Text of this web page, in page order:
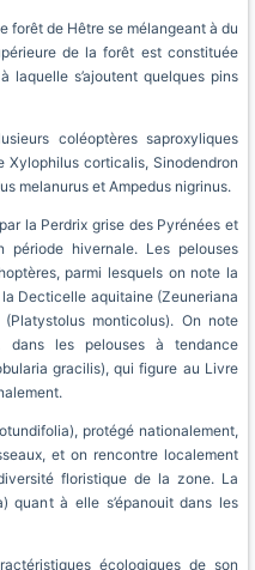
forêt de Hêtre se mélangeant à du
de la forêt est constituée
laquelle s’ajoutent quelques pins
coléoptères saproxyliques
Xylophilus corticalis, Sinodendron
melanurus et Ampedus nigrinus.
la Perdrix grise des Pyrénées et
hivernale. Les pelouses
parmi lesquels on note la
Decticelle aquitaine (Zeuneriana
(Platystolus monticolus). On note
dans les pelouses à tendance
gracilis), qui figure au Livre
protégé nationalement,
et on rencontre localement
floristique de la zone. La
quant à elle s’épanouit dans les
écologiques de son